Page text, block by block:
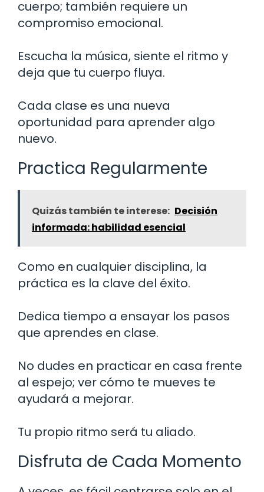
cuerpo; también requiere un
compromiso emocional.
Escucha la música, siente el ritmo y
deja que tu cuerpo fluya.
Cada clase es una nueva
oportunidad para aprender algo
nuevo.
Practica Regularmente
Quizás también te interese: Decisión
informada: habilidad esencial
Como en cualquier disciplina, la
práctica es la clave del éxito.
Dedica tiempo a ensayar los pasos
que aprendes en clase.
No dudes en practicar en casa frente
al espejo; ver cómo te mueves te
ayudará a mejorar.
Tu propio ritmo será tu aliado.
Disfruta de Cada Momento